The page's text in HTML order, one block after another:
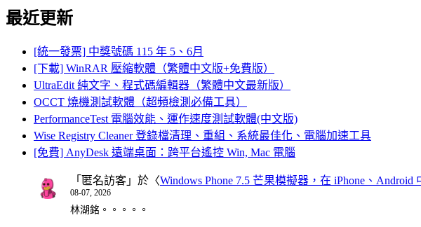
最近更新
[統一發票] 中獎號碼 115 年 5、6月
[下載] WinRAR 壓縮軟體（繁體中文版+免費版）
UltraEdit 純文字、程式碼編輯器（繁體中文最新版）
OCCT 燒機測試軟體（超頻檢測必備工具）
PerformanceTest 電腦效能、運作速度測試軟體(中文版)
Wise Registry Cleaner 登錄檔清理、重組、系統最佳化、電腦加速工具
[免費] AnyDesk 遠端桌面：跨平台遙控 Win, Mac 電腦
「 匿名訪客 」於〈Windows Phone 7.5 芒果模擬器，在 iPhone、Android
08-07, 2026
林湖銘。。。。。